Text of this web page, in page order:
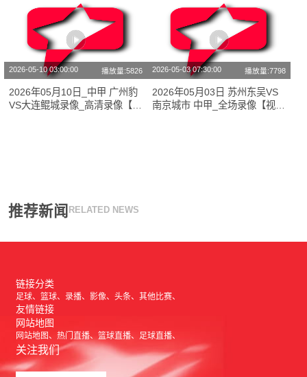
集锦】
【视频集锦】
2026-05-10 03:00:00 播放量:5826
2026年05月10日_中甲 广州豹
VS大连鲲城录像_高清录像【全
2026-05-03 07:30:00 播放量:7798
2026年05月03日 苏州东吴VS
南京城市 中甲_全场录像【视频
推荐新闻 RELATED NEWS
链接分类
足球 篮球 录播 影像 头条 其他比赛
友情链接
网站地图
网站地图 热门直播 篮球直播 足球直播
关注我们